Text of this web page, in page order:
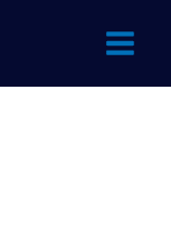
Main